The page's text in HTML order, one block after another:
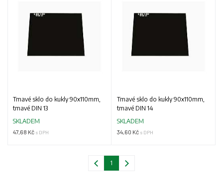
Tmavé sklo do kukly 90x110mm,
tmavé DIN 13
SKLADEM
47,68 Kč s DPH
Tmavé sklo do kukly 90x110mm,
tmavé DIN 14
SKLADEM
34,60 Kč s DPH
1